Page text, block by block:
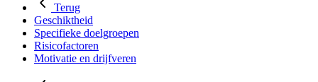
Terug
Geschiktheid
Specifieke doelgroepen
Risicofactoren
Motivatie en drijfveren